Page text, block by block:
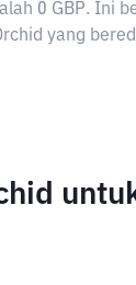
0 GBP. Ini
yang